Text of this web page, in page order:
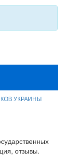
УКРАИНЫ
отзывы.